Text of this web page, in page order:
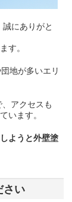
にありがと
す。
地が多いエリ
、アクセスも
います。
ようと外壁塗
さい